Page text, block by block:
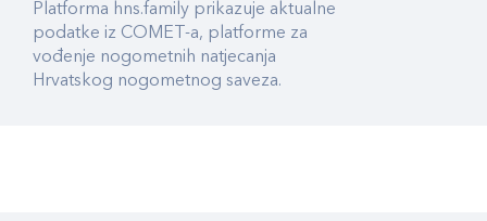
Platforma hns.family prikazuje aktualne
podatke iz COMET-a, platforme za
vođenje nogometnih natjecanja
Hrvatskog nogometnog saveza.